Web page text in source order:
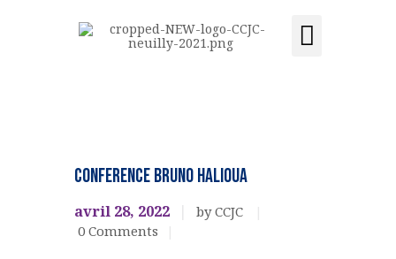
LE CENTRE
ACTIVITÉS ET COURS
CONFERENCE BRUNO HALIOUA
avril 28, 2022
by CCJC
0 Comments